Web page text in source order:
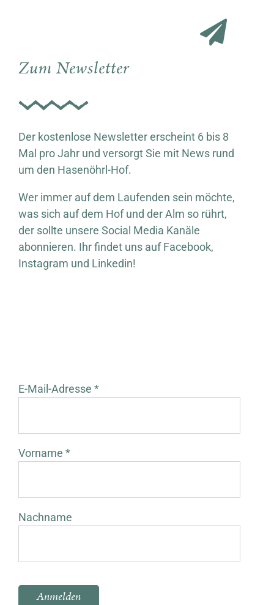
Zum Newsletter
Der kostenlose Newsletter erscheint 6 bis 8
Mal pro Jahr und versorgt Sie mit News rund
um den Hasenöhrl-Hof.
Wer immer auf dem Laufenden sein möchte,
was sich auf dem Hof und der Alm so rührt,
der sollte unsere Social Media Kanäle
abonnieren. Ihr findet uns auf Facebook,
Instagram und Linkedin!
E-Mail-Adresse *
Vorname *
Nachname
Bitte lasse dieses Feld leer.